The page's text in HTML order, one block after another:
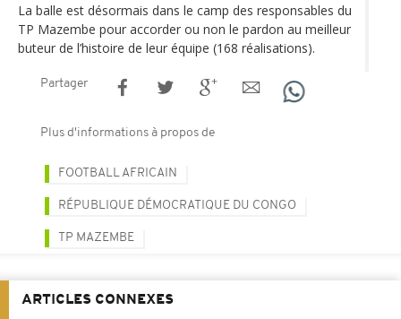
La balle est désormais dans le camp des responsables du
TP Mazembe pour accorder ou non le pardon au meilleur
buteur de l’histoire de leur équipe (168 réalisations).
Partager
Plus d'informations à propos de
FOOTBALL AFRICAIN
RÉPUBLIQUE DÉMOCRATIQUE DU CONGO
TP MAZEMBE
ARTICLES CONNEXES